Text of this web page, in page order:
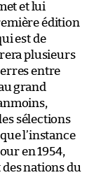
et lui
édition
est de
plusieurs
entre
grand
sélections
l’instance
en 1954,
nations du